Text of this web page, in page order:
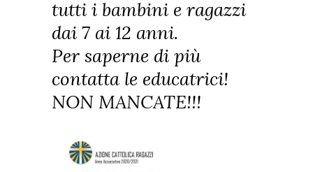
tutti i bambini e ragazzi
dai 7 ai 12 anni.
Per saperne di più
contatta le educatrici!
NON MANCATE!!!